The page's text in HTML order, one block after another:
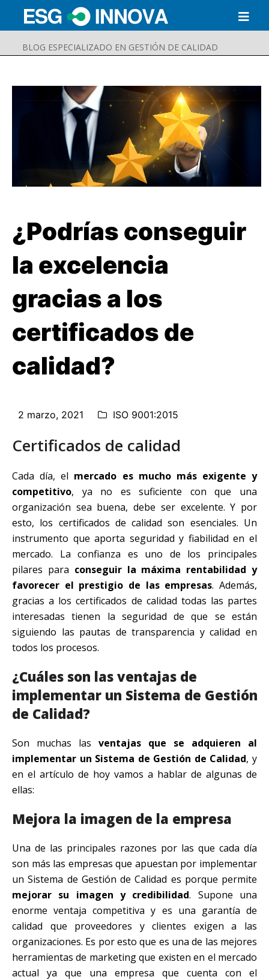
BLOG ESPECIALIZADO EN GESTIÓN DE CALIDAD
Buscar Enviar
¿Podrías conseguir
la excelencia
gracias a los
certificados de
calidad?
2 marzo, 2021 ISO 9001:2015
Certificados de calidad
Cada día, el mercado es mucho más exigente y
competitivo, ya no es suficiente con que una
organización sea buena, debe ser excelente. Y por
esto, los certificados de calidad son esenciales. Un
instrumento que aporta seguridad y fiabilidad en el
mercado. La confianza es uno de los principales
pilares para conseguir la máxima rentabilidad y
favorecer el prestigio de las empresas. Además,
gracias a los certificados de calidad todas las partes
interesadas tienen la seguridad de que se están
siguiendo las pautas de transparencia y calidad en
todos los procesos.
¿Cuáles son las ventajas de
implementar un Sistema de Gestión
de Calidad?
Son muchas las ventajas que se adquieren al
implementar un Sistema de Gestión de Calidad, y
en el artículo de hoy vamos a hablar de algunas de
ellas:
Mejora la imagen de la empresa
Una de las principales razones por las que cada día
son más las empresas que apuestan por implementar
un Sistema de Gestión de Calidad es porque permite
mejorar su imagen y credibilidad. Supone una
enorme ventaja competitiva y es una garantía de
calidad que proveedores y clientes exigen a las
organizaciones. Es por esto que es una de las mejores
herramientas de marketing que existen en el mercado
actual ya que una empresa que cuenta con el